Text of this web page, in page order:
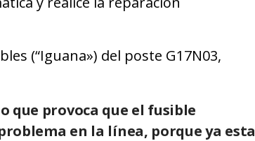
(“Iguana») del poste G17N03,
que provoca que el fusible
en la línea, porque ya esta